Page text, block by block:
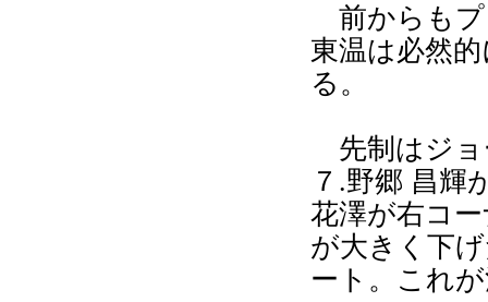
前からもプ
東温は必然
る。
先制はジョ
７.野郷 昌輝
花澤が右コ
が大きく下
ート。これ